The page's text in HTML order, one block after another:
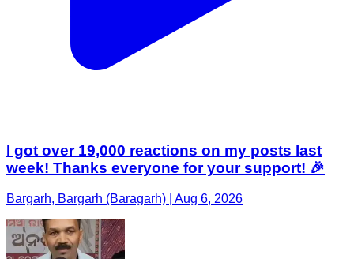
I got over 19,000 reactions on my posts last
week! Thanks everyone for your support! 🎉
Bargarh, Bargarh (Baragarh) | Aug 6, 2026